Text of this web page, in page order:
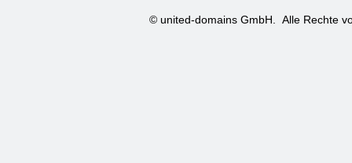
© united-domains GmbH. Alle Rechte